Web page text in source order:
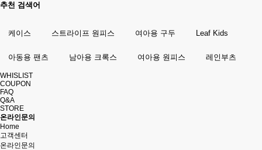
추천 검색어
케이스 스트라이프 원피스 여아용 구두 Leaf Kids
아동용 팬츠 남아용 크록스 여아용 원피스 레인부츠
WHISLIST
COUPON
FAQ
Q&A
STORE
온라인문의
Home
고객센터
온라인문의